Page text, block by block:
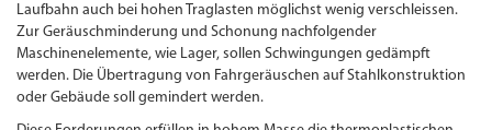
Laufbahn auch bei hohen Traglasten möglichst wenig verschleissen.
Zur Geräuschminderung und Schonung nachfolgender
Maschinenelemente, wie Lager, sollen Schwingungen gedämpft
werden. Die Übertragung von Fahrgeräuschen auf Stahlkonstruktion
oder Gebäude soll gemindert werden.